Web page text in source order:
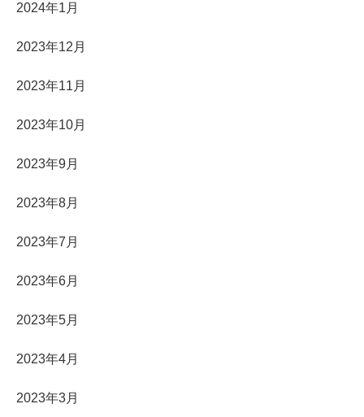
2024年1月
2023年12月
2023年11月
2023年10月
2023年9月
2023年8月
2023年7月
2023年6月
2023年5月
2023年4月
2023年3月